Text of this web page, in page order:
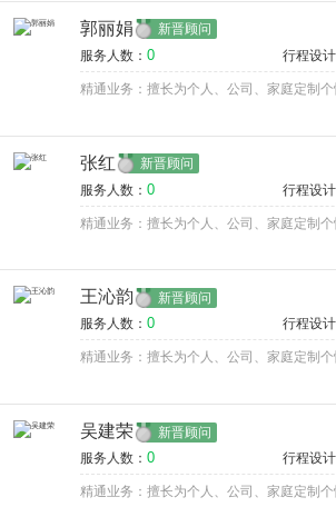
郭丽娟 新晋顾问
服务人数： 0 行程设计
精通业务：擅长为个人、公司、家庭定制
张红 新晋顾问
服务人数： 0 行程设计
精通业务：擅长为个人、公司、家庭定制
王沁韵 新晋顾问
服务人数： 0 行程设计
精通业务：擅长为个人、公司、家庭定制
吴建荣 新晋顾问
服务人数： 0 行程设计
精通业务：擅长为个人、公司、家庭定制